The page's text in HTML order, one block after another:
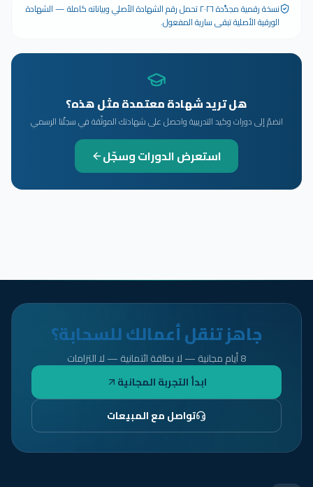
نسخة رقمية مجدَّدة ٢٠٢٦ تحمل رقم الشهادة الأصلي وبياناته كاملة — الشهادة
الورقية الأصلية تبقى سارية المفعول.
هل تريد شهادة معتمدة مثل هذه؟
انضمّ إلى دورات وكيد التدريبية واحصل على شهادتك الموثّقة في سجلّنا الرسمي
استعرض الدورات وسجّل
جاهز تنقل أعمالك للسحابة؟
8 أيام مجانية — لا بطاقة ائتمانية — لا التزامات
ابدأ التجربة المجانية
تواصل مع المبيعات